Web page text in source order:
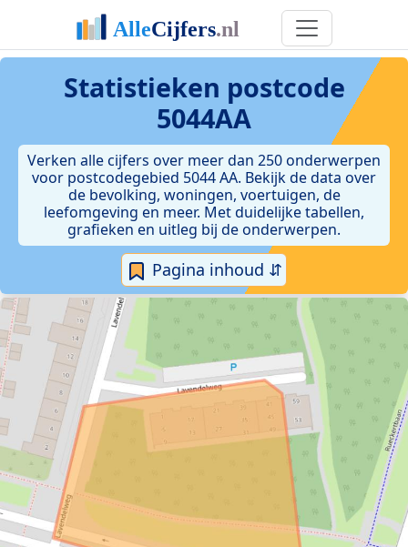
Statistieken postcode
5044AA
Verken alle cijfers over meer dan 250 onderwerpen
voor postcodegebied 5044 AA. Bekijk de data over
de bevolking, woningen, voertuigen, de
leefomgeving en meer. Met duidelijke tabellen,
grafieken en uitleg bij de onderwerpen.
Pagina inhoud ⇵